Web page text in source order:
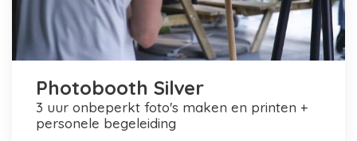
Photobooth Silver
3 uur onbeperkt foto's maken en printen +
personele begeleiding